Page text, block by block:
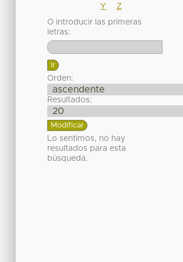
Y
Z
O introducir las primeras
letras:
Orden:
Resultados:
Lo sentimos, no hay
resultados para esta
búsqueda.